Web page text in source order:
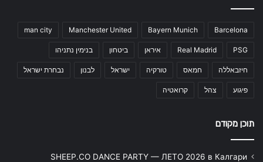
Barcelona
Bayern Munich
Manchester United
man city
PSG
Real Madrid איראן ביטחון בנימין נתניהו
חיזבאללה חמאס טורקיה ישראל לבנון נבחרת ישראל
פיגוע צהל קרואטיה
תוכן מקודם
SHEEP.CO DANCE PARTY — ЛЕТО 2026 в Калгари